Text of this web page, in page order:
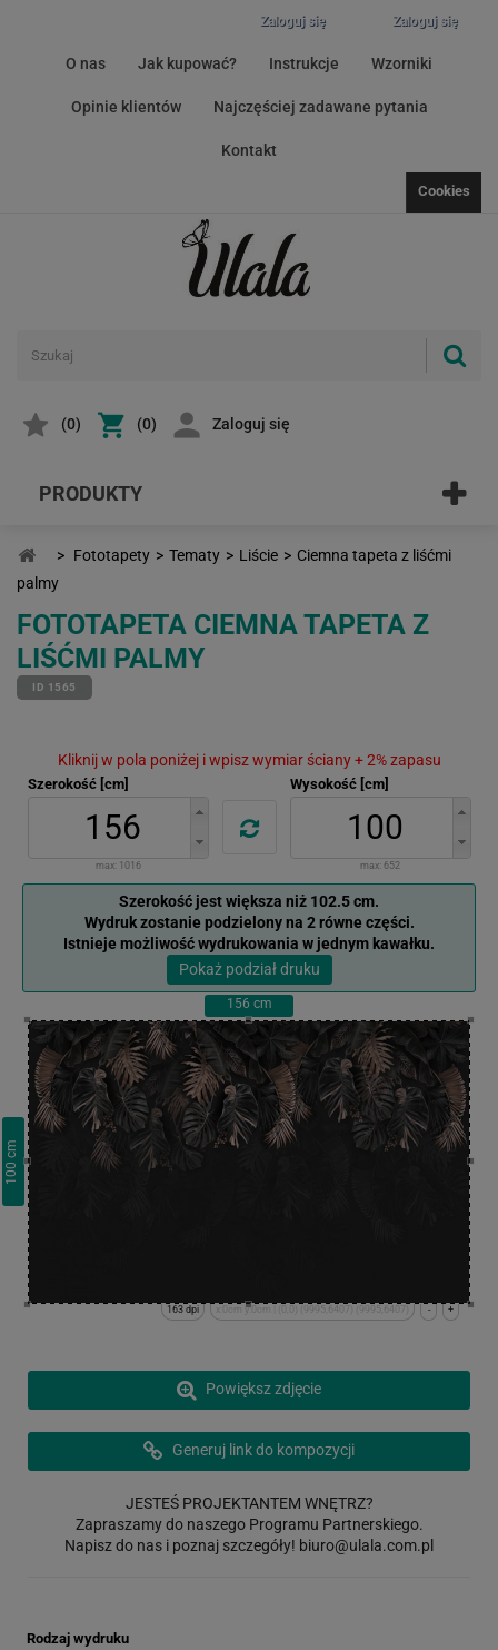
Zaloguj się
Zaloguj się
O nas Jak kupować? Instrukcje Wzorniki
Opinie klientów Najczęściej zadawane pytania
Kontakt
Cookies
(0) (0) Zaloguj się
PRODUKTY
> Fototapety > Tematy > Liście > Ciemna tapeta z liśćmi
palmy
FOTOTAPETA CIEMNA TAPETA Z
LIŚĆMI PALMY
ID 1565
Kliknij w pola poniżej i wpisz wymiar ściany + 2% zapasu
Szerokość [cm]
max: 1016
Wysokość [cm]
max: 652
Szerokość jest większa niż 102.5 cm.
Wydruk zostanie podzielony na 2 równe części.
Istnieje możliwość wydrukowania w jednym kawałku.
Pokaż podział druku
156 cm
100
cm
+
-
x:0cm y:0cm | (0,0) (9995,6407) (9995,6407)
163 dpi
Powiększ zdjęcie
Generuj link do kompozycji
JESTEŚ PROJEKTANTEM WNĘTRZ?
Zapraszamy do naszego Programu Partnerskiego.
Napisz do nas i poznaj szczegóły! biuro@ulala.com.pl
Rodzaj wydruku